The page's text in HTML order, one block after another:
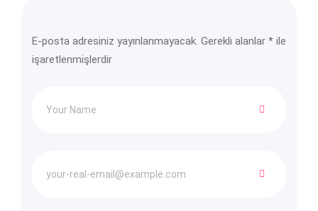
E-posta adresiniz yayınlanmayacak. Gerekli alanlar * ile
işaretlenmişlerdir